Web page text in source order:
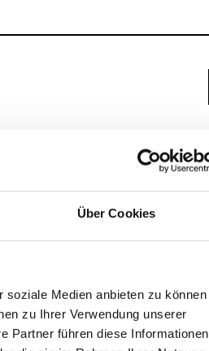
Über Cookies
Medien anbieten zu können
zu Ihrer Verwendung unserer
Partner führen diese Informationen
(Pause nach dem